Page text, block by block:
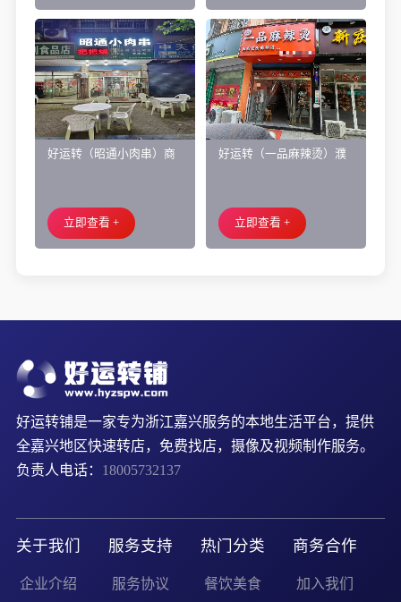
好运转（昭通小肉串）商
外摆、 房租2.2万/年
立即查看 +
好运转（一品麻辣烫）濮
小吃店转让
立即查看 +
好运转铺是一家专为浙江嘉兴服务的本地生活平台，提供
全嘉兴地区快速转店，免费找店，摄像及视频制作服务。
负责人电话： 18005732137
关于我们
企业介绍
服务支持
服务协议
热门分类
餐饮美食
商务合作
加入我们